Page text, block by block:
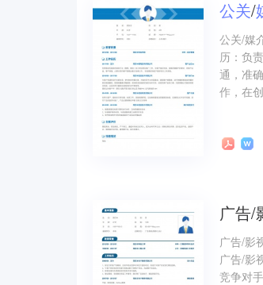
公关/
公关/媒
历：负
通，准
作，在
广告/
广告/影
广告/影
竞争对